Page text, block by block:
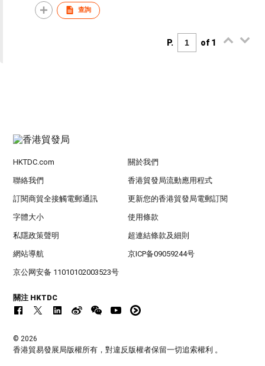
查詢
P. of 1
HKTDC.com 關於我們
聯絡我們 香港貿發局流動應用程式
訂閱商貿全接觸電郵通訊 更新您的香港貿發局電郵訂閱
字體大小 使用條款
私隱政策聲明 超連結條款及細則
網站導航 京ICP备09059244号
京公网安备 11010102003523号
關注 HKTDC
© 2026
香港貿易發展局版權所有，對違反版權者保留一切追索權利 。